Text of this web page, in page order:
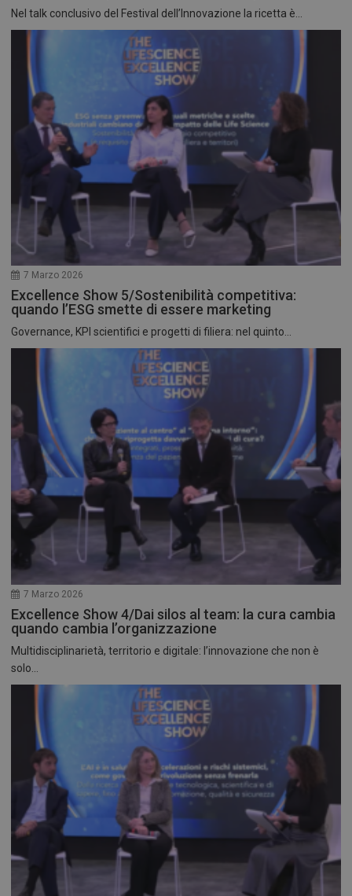
Nel talk conclusivo del Festival dell’Innovazione la ricetta è...
7 Marzo 2026
Excellence Show 5/Sostenibilità competitiva:
quando l’ESG smette di essere marketing
Governance, KPI scientifici e progetti di filiera: nel quinto...
7 Marzo 2026
Excellence Show 4/Dai silos al team: la cura cambia
quando cambia l’organizzazione
Multidisciplinarietà, territorio e digitale: l’innovazione che non è
solo...